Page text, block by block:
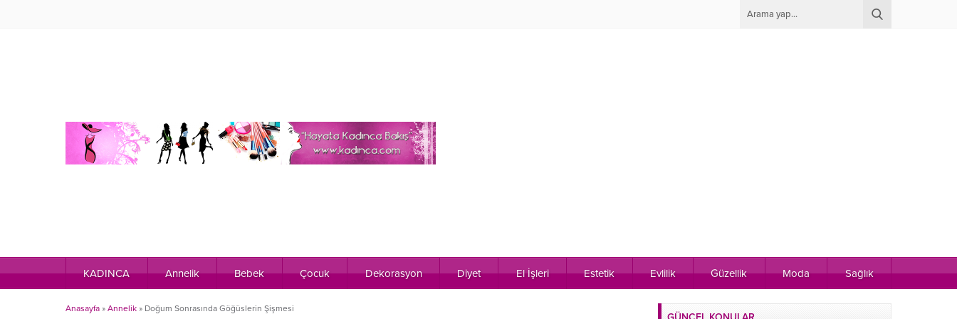
KADINCA Annelik Bebek Çocuk Dekorasyon Diyet El İşleri Estetik Evlilik Güzellik Moda Sağlık
Anasayfa » Annelik » Doğum Sonrasında Göğüslerin Şişmesi